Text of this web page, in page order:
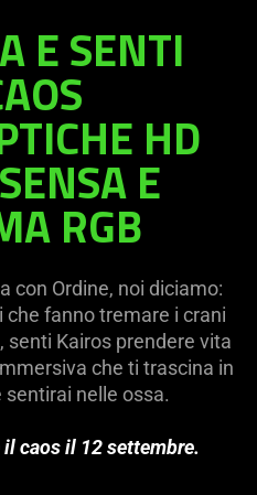
E SENTI
HD
E
RGB
con Ordine, noi diciamo:
che fanno tremare i crani
senti Kairos prendere vita
che ti trascina in
nelle ossa.
caos il 12 settembre.